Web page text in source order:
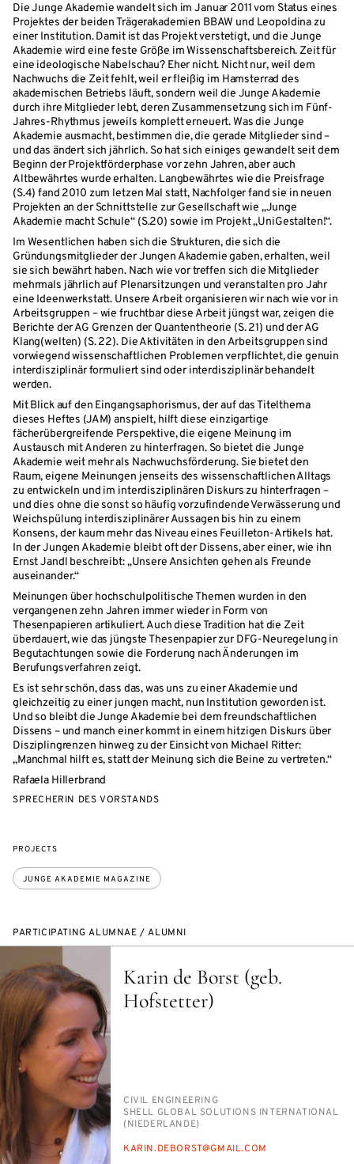
Die Junge Akademie wandelt sich im Januar 2011 vom Status eines
Projektes der beiden Trägerakademien BBAW und Leopoldina zu
einer Institution. Damit ist das Projekt verstetigt, und die Junge
Akademie wird eine feste Größe im Wissenschaftsbereich. Zeit für
eine ideologische Nabelschau? Eher nicht. Nicht nur, weil dem
Nachwuchs die Zeit fehlt, weil er fleißig im Hamsterrad des
akademischen Betriebs läuft, sondern weil die Junge Akademie
durch ihre Mitglieder lebt, deren Zusammensetzung sich im Fünf-
Jahres-Rhythmus jeweils komplett erneuert. Was die Junge
Akademie ausmacht, bestimmen die, die gerade Mitglieder sind –
und das ändert sich jährlich. So hat sich einiges gewandelt seit dem
Beginn der Projektförderphase vor zehn Jahren, aber auch
Altbewährtes wurde erhalten. Langbewährtes wie die Preisfrage
(S.4) fand 2010 zum letzen Mal statt, Nachfolger fand sie in neuen
Projekten an der Schnittstelle zur Gesellschaft wie „Junge
Akademie macht Schule“ (S.20) sowie im Projekt „UniGestalten!“.
Im Wesentlichen haben sich die Strukturen, die sich die
Gründungsmitglieder der Jungen Akademie gaben, erhalten, weil
sie sich bewährt haben. Nach wie vor treffen sich die Mitglieder
mehrmals jährlich auf Plenarsitzungen und veranstalten pro Jahr
eine Ideenwerkstatt. Unsere Arbeit organisieren wir nach wie vor in
Arbeitsgruppen – wie fruchtbar diese Arbeit jüngst war, zeigen die
Berichte der AG Grenzen der Quantentheorie (S. 21) und der AG
Klang(welten) (S. 22). Die Aktivitäten in den Arbeitsgruppen sind
vorwiegend wissenschaftlichen Problemen verpflichtet, die genuin
interdisziplinär formuliert sind oder interdisziplinär behandelt
werden.
Mit Blick auf den Eingangsaphorismus, der auf das Titelthema
dieses Heftes (JAM) anspielt, hilft diese einzigartige
fächerübergreifende Perspektive, die eigene Meinung im
Austausch mit Anderen zu hinterfragen. So bietet die Junge
Akademie weit mehr als Nachwuchsförderung. Sie bietet den
Raum, eigene Meinungen jenseits des wissenschaftlichen Alltags
zu entwickeln und im interdisziplinären Diskurs zu hinterfragen –
und dies ohne die sonst so häufig vorzufindende Verwässerung und
Weichspülung interdisziplinärer Aussagen bis hin zu einem
Konsens, der kaum mehr das Niveau eines Feuilleton-Artikels hat.
In der Jungen Akademie bleibt oft der Dissens, aber einer, wie ihn
Ernst Jandl beschreibt: „Unsere Ansichten gehen als Freunde
auseinander.“
Meinungen über hochschulpolitische Themen wurden in den
vergangenen zehn Jahren immer wieder in Form von
Thesenpapieren artikuliert. Auch diese Tradition hat die Zeit
überdauert, wie das jüngste Thesenpapier zur DFG-Neuregelung in
Begutachtungen sowie die Forderung nach Änderungen im
Berufungsverfahren zeigt.
Es ist sehr schön, dass das, was uns zu einer Akademie und
gleichzeitig zu einer jungen macht, nun Institution geworden ist.
Und so bleibt die Junge Akademie bei dem freundschaftlichen
Dissens – und manch einer kommt in einem hitzigen Diskurs über
Disziplingrenzen hinweg zu der Einsicht von Michael Ritter:
„Manchmal hilft es, statt der Meinung sich die Beine zu vertreten.“
Rafaela Hillerbrand
SPRECHERIN DES VORSTANDS
PROJECTS
JUNGE AKADEMIE MAGAZINE
PARTICIPATING ALUMNAE / ALUMNI
Karin de Borst (geb.
Hofstetter)
PERSON_RESEARCH_SUBJECT
CIV­IL EN­GI­NEER­ING
INSTITUTION
SHELL GLOB­AL SO­LU­TIONS IN­TER­NA­TION­AL
(NIEDER­LANDE)
E-
KARIN.DE­BORST@GMAIL.COM